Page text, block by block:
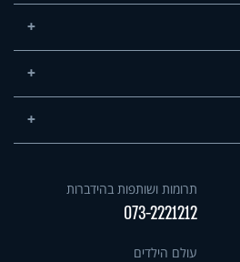
תרומות ושותפות בהידברות
073-2221212
עולם הילדים